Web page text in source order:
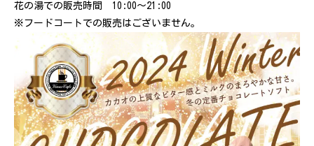
花の湯での販売時間 10:00～21:00
※フードコートでの販売はございません。